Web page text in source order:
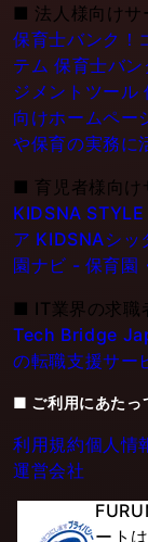
■ 法人様向けサ
保育士バンク！
テム 保育士バ
ジメントツール
向けホームペー
や保育の実務に
■ 育児者様向け
KIDSNA
ア KIDSNAシッ
園ナビ - 保育園
■ IT業界の求職
Tech Bridge
の転職支援サー
■ ご利用にあたっ
利用規約個人情
運営会社
ート